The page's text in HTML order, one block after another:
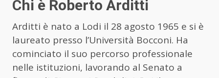
Chi è Roberto Arditti
Arditti è nato a Lodi il 28 agosto 1965 e si è
laureato presso l’Università Bocconi. Ha
cominciato il suo percorso professionale
nelle istituzioni, lavorando al Senato a